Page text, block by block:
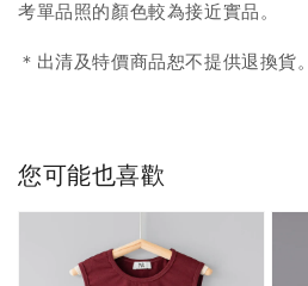
考單品照的顏色較為接近實品。
＊出清及特價商品恕不提供退換貨。
您可能也喜歡